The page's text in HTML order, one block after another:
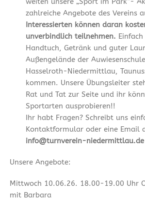
zahlreiche Angebote des Vereins
Interessierten können daran
unverbindlich teilnehmen.
Handtuch, Getränk und guter
Außengelände der
Hasselroth-Niedermittlau,
kommen. Unsere Übungsleiter
Rat und Tat zur Seite und ihr
Sportarten ausprobieren!!
Ihr habt Fragen? Schreibt uns
Kontaktformular oder eine Email
info@turnverein-niedermittlau.de
Unsere Angebote:
Mittwoch 10.06.26. 18.00-19.00 Uhr
mit Barbara